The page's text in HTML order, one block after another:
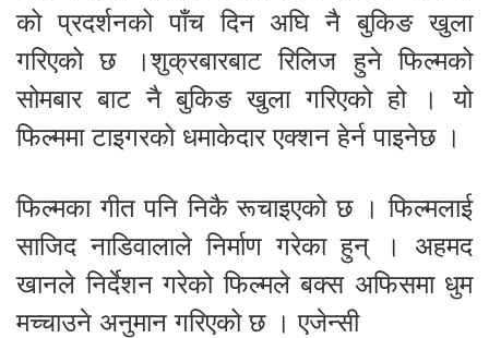
को प्रदर्शनको पाँच दिन अघि नै बुकिङ खुला
गरिएको छ ।शुक्रबारबाट रिलिज हुने फिल्मको
सोमबार बाट नै बुकिङ खुला गरिएको हो । यो
फिल्ममा टाइगरको धमाकेदार एक्शन हेर्न पाइनेछ ।
फिल्मका गीत पनि निकै रूचाइएको छ । फिल्मलाई
साजिद नाडिवालाले निर्माण गरेका हुन् । अहमद
खानले निर्देशन गरेको फिल्मले बक्स अफिसमा धुम
मच्चाउने अनुमान गरिएको छ । एजेन्सी